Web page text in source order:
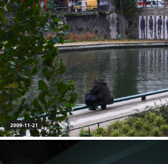
2009-11-21